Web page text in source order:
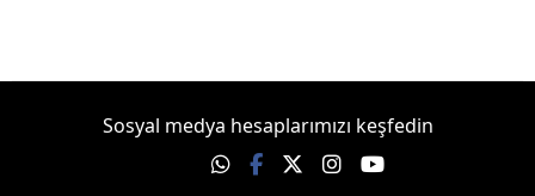
Sosyal medya hesaplarımızı keşfedin